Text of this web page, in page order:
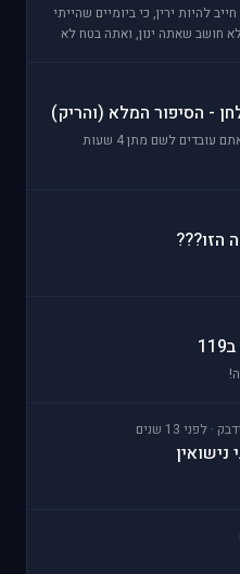
להיות ירין, כי ביומיים שהייתי
לא חושב שאתה ינון, ואתה בטח לא
- הסיפור המלא (והריק)
עם אילו חברות תעופה פרטיות אתם עובדים לשם מתן 4 שעות
הזו???
13 שנים